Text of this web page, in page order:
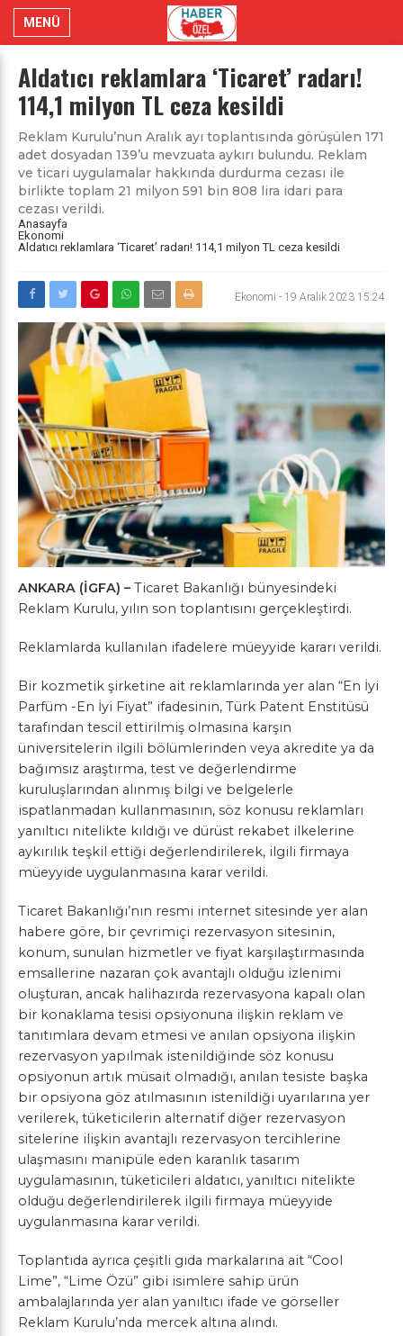
MENÜ
Aldatıcı reklamlara ‘Ticaret’ radarı!
114,1 milyon TL ceza kesildi
Reklam Kurulu’nun Aralık ayı toplantısında görüşülen 171
adet dosyadan 139’u mevzuata aykırı bulundu. Reklam
ve ticari uygulamalar hakkında durdurma cezası ile
birlikte toplam 21 milyon 591 bin 808 lira idari para
cezası verildi.
Anasayfa
Ekonomi
Aldatıcı reklamlara ‘Ticaret’ radarı! 114,1 milyon TL ceza kesildi
Ekonomi - 19 Aralık 2023 15:24
ANKARA (İGFA) – Ticaret Bakanlığı bünyesindeki
Reklam Kurulu, yılın son toplantısını gerçekleştirdi.
Reklamlarda kullanılan ifadelere müeyyide kararı verildi.
Bir kozmetik şirketine ait reklamlarında yer alan “En İyi
Parfüm -En İyi Fiyat” ifadesinin, Türk Patent Enstitüsü
tarafından tescil ettirilmiş olmasına karşın
üniversitelerin ilgili bölümlerinden veya akredite ya da
bağımsız araştırma, test ve değerlendirme
kuruluşlarından alınmış bilgi ve belgelerle
ispatlanmadan kullanmasının, söz konusu reklamları
yanıltıcı nitelikte kıldığı ve dürüst rekabet ilkelerine
aykırılık teşkil ettiği değerlendirilerek, ilgili firmaya
müeyyide uygulanmasına karar verildi.
Ticaret Bakanlığı’nın resmi internet sitesinde yer alan
habere göre, bir çevrimiçi rezervasyon sitesinin,
konum, sunulan hizmetler ve fiyat karşılaştırmasında
emsallerine nazaran çok avantajlı olduğu izlenimi
oluşturan, ancak halihazırda rezervasyona kapalı olan
bir konaklama tesisi opsiyonuna ilişkin reklam ve
tanıtımlara devam etmesi ve anılan opsiyona ilişkin
rezervasyon yapılmak istenildiğinde söz konusu
opsiyonun artık müsait olmadığı, anılan tesiste başka
bir opsiyona göz atılmasının istenildiği uyarılarına yer
verilerek, tüketicilerin alternatif diğer rezervasyon
sitelerine ilişkin avantajlı rezervasyon tercihlerine
ulaşmasını manipüle eden karanlık tasarım
uygulamasının, tüketicileri aldatıcı, yanıltıcı nitelikte
olduğu değerlendirilerek ilgili firmaya müeyyide
uygulanmasına karar verildi.
Toplantıda ayrıca çeşitli gıda markalarına ait “Cool
Lime”, “Lime Özü” gibi isimlere sahip ürün
ambalajlarında yer alan yanıltıcı ifade ve görseller
Reklam Kurulu’nda mercek altına alındı.